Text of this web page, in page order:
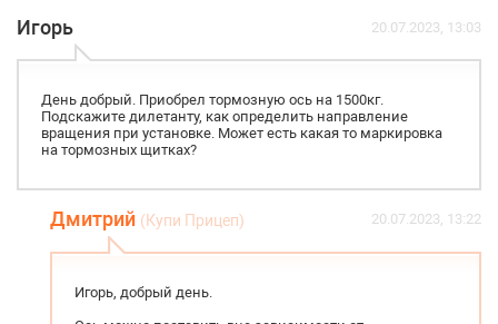
Игорь 20.07.2023, 13:03
День добрый. Приобрел тормозную ось на 1500кг.
Подскажите дилетанту, как определить направление
вращения при установке. Может есть какая то маркировка
на тормозных щитках?
Дмитрий (Купи Прицеп) 20.07.2023, 13:22
Игорь, добрый день.